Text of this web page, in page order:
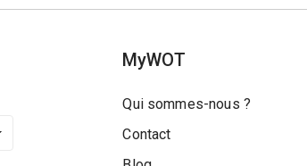
MyWOT
Qui sommes-nous ?
Contact